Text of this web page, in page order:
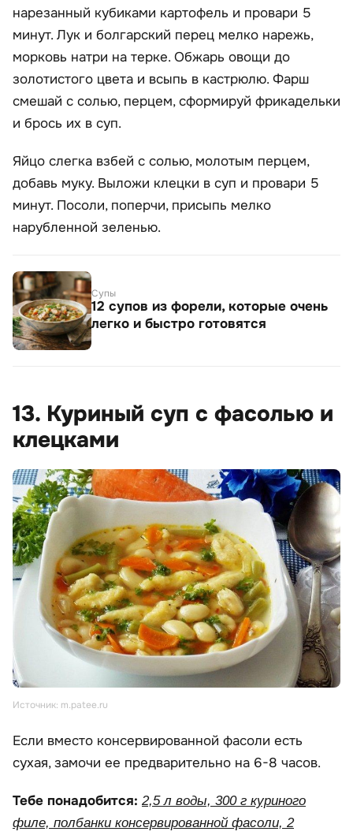
нарезанный кубиками картофель и провари 5
минут. Лук и болгарский перец мелко нарежь,
морковь натри на терке. Обжарь овощи до
золотистого цвета и всыпь в кастрюлю. Фарш
смешай с солью, перцем, сформируй фрикадельки
и брось их в суп.
Яйцо слегка взбей с солью, молотым перцем,
добавь муку. Выложи клецки в суп и провари 5
минут. Посоли, поперчи, присыпь мелко
нарубленной зеленью.
Супы
12 супов из форели, которые очень
легко и быстро готовятся
13. Куриный суп с фасолью и
клецками
Источник: m.patee.ru
Если вместо консервированной фасоли есть
сухая, замочи ее предварительно на 6-8 часов.
Тебе понадобится: 2,5 л воды, 300 г куриного
филе, полбанки консервированной фасоли, 2